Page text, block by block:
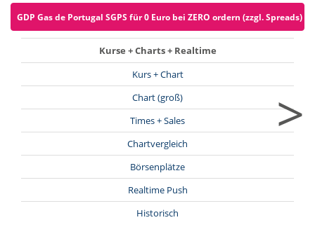
GDP Gas de Portugal SGPS für 0 Euro bei ZERO ordern (zzgl. Spreads)
Kurse + Charts + Realtime
Kurs + Chart
Chart (groß)
Times + Sales
Chartvergleich
Börsenplätze
Realtime Push
Historisch
>